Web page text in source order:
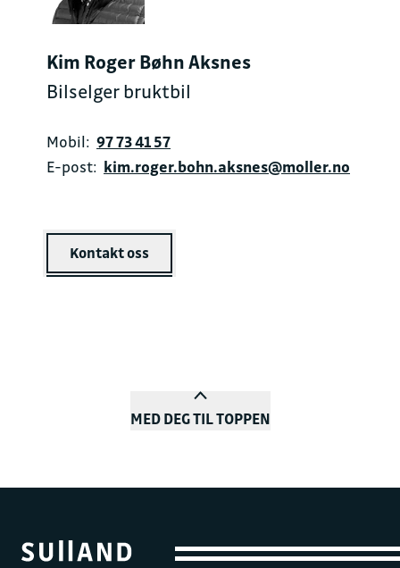
Kim Roger Bøhn Aksnes
Bilselger bruktbil
Mobil: 97 73 41 57
E-post: kim.roger.bohn.aksnes@moller.no
Kontakt oss
MED DEG TIL TOPPEN